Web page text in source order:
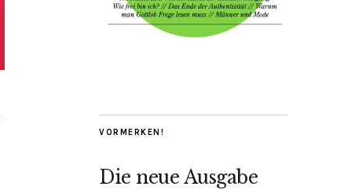
VORMERKEN!
Die neue Ausgabe